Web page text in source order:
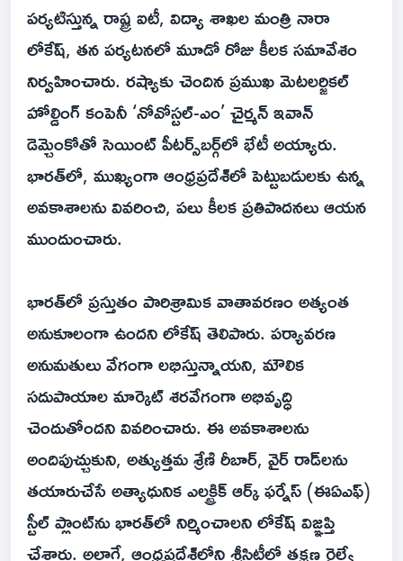
పర్యటిస్తున్న రాష్ట్ర ఐటీ, విద్యా శాఖల మంత్రి నారా
లోకేష్, తన పర్యటనలో మూడో రోజు కీలక సమావేశం
నిర్వహించారు. రష్యాకు చెందిన ప్రముఖ మెటలర్జికల్
హోల్డింగ్ కంపెనీ ‘నోవోస్టల్-ఎం’ చైర్మన్ ఇవాన్
డెమ్చెంకోతో సెయింట్ పీటర్స్‌బర్గ్‌లో భేటీ అయ్యారు.
భారత్‌లో, ముఖ్యంగా ఆంధ్రప్రదేశ్‌లో పెట్టుబడులకు ఉన్న
అవకాశాలను వివరించి, పలు కీలక ప్రతిపాదనలు ఆయన
ముందుంచారు.
భారత్‌లో ప్రస్తుతం పారిశ్రామిక వాతావరణం అత్యంత
అనుకూలంగా ఉందని లోకేష్ తెలిపారు. పర్యావరణ
అనుమతులు వేగంగా లభిస్తున్నాయని, మౌలిక
సదుపాయాల మార్కెట్ శరవేగంగా అభివృద్ధి
చెందుతోందని వివరించారు. ఈ అవకాశాలను
అందిపుచ్చుకుని, అత్యుత్తమ శ్రేణి రీబార్, వైర్ రాడ్‌లను
తయారుచేసే అత్యాధునిక ఎలక్ట్రిక్ ఆర్క్ ఫర్నేస్ (ఈఏఎఫ్)
స్టీల్ ప్లాంట్‌ను భారత్‌లో నిర్మించాలని లోకేష్ విజ్ఞప్తి
చేశారు. అలాగే, ఆంధ్రప్రదేశ్‌లోని శ్రీసిటీలో తక్షణ రైల్వే